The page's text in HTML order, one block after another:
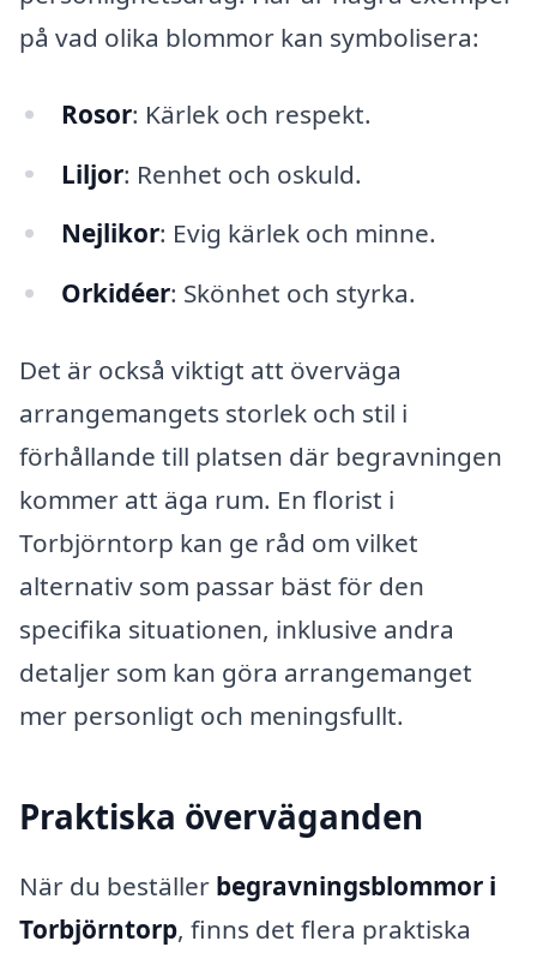
på vad olika blommor kan symbolisera:
Rosor: Kärlek och respekt.
Liljor: Renhet och oskuld.
Nejlikor: Evig kärlek och minne.
Orkidéer: Skönhet och styrka.
Det är också viktigt att överväga
arrangemangets storlek och stil i
förhållande till platsen där begravningen
kommer att äga rum. En florist i
Torbjörntorp kan ge råd om vilket
alternativ som passar bäst för den
specifika situationen, inklusive andra
detaljer som kan göra arrangemanget
mer personligt och meningsfullt.
Praktiska överväganden
När du beställer begravningsblommor i
Torbjörntorp, finns det flera praktiska